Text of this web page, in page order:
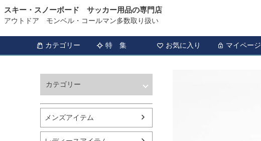
スキー・スノーボード サッカー用品の専門店
アウトドア モンベル・コールマン多数取り扱い
カテゴリー 特 集 お気に入り マイページ
カテゴリー
メンズアイテム